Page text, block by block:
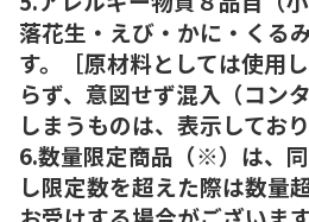
落花生・えび・かに・くる
す。［原材料としては使用
らず、意図せず混入（コン
しまうものは、表示してお
6.数量限定商品（※）は、
し限定数を超えた際は数量